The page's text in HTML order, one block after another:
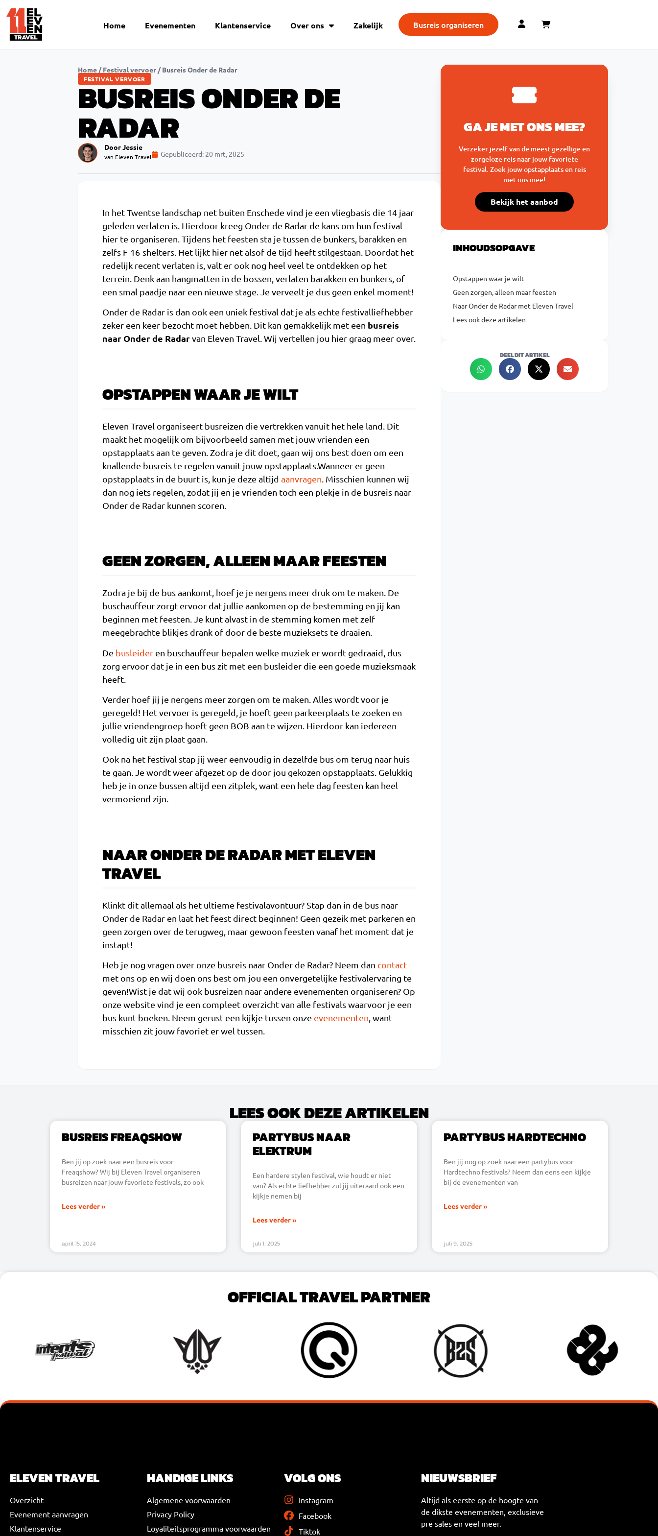
Home Evenementen Klantenservice Over ons Zakelijk Busreis organiseren
GA JE MET ONS MEE?
Verzeker jezelf van de meest gezellige en
zorgeloze reis naar jouw favoriete
festival. Zoek jouw opstapplaats en reis
met ons mee!
Bekijk het aanbod
INHOUDSOPGAVE
Opstappen waar je wilt
Geen zorgen, alleen maar feesten
Naar Onder de Radar met Eleven Travel
Lees ook deze artikelen
DEEL DIT ARTIKEL
Home /Festival vervoer /Busreis Onder de Radar
FESTIVAL VERVOER
BUSREIS ONDER DE
RADAR
Door Jessie
van Eleven Travel Gepubliceerd: 20 mrt, 2025
In het Twentse landschap net buiten Enschede vind je een vliegbasis die 14 jaar
geleden verlaten is. Hierdoor kreeg Onder de Radar de kans om hun festival
hier te organiseren. Tijdens het feesten sta je tussen de bunkers, barakken en
zelfs F-16-shelters. Het lijkt hier net alsof de tijd heeft stilgestaan. Doordat het
redelijk recent verlaten is, valt er ook nog heel veel te ontdekken op het
terrein. Denk aan hangmatten in de bossen, verlaten barakken en bunkers, of
een smal paadje naar een nieuwe stage. Je verveelt je dus geen enkel moment!
Onder de Radar is dan ook een uniek festival dat je als echte festivalliefhebber
zeker een keer bezocht moet hebben. Dit kan gemakkelijk met een busreis
naar Onder de Radarvan Eleven Travel. Wij vertellen jou hier graag meer over.
OPSTAPPEN WAAR JE WILT
Eleven Travel organiseert busreizen die vertrekken vanuit het hele land. Dit
maakt het mogelijk om bijvoorbeeld samen met jouw vrienden een
opstapplaats aan te geven. Zodra je dit doet, gaan wij ons best doen om een
knallende busreis te regelen vanuit jouw opstapplaats.Wanneer er geen
opstapplaats in de buurt is, kun je deze altijd aanvragen . Misschien kunnen wij
dan nog iets regelen, zodat jij en je vrienden toch een plekje in de busreis naar
Onder de Radar kunnen scoren.
GEEN ZORGEN, ALLEEN MAAR FEESTEN
Zodra je bij de bus aankomt, hoef je je nergens meer druk om te maken. De
buschauffeur zorgt ervoor dat jullie aankomen op de bestemming en jij kan
beginnen met feesten. Je kunt alvast in de stemming komen met zelf
meegebrachte blikjes drank of door de beste muzieksets te draaien.
De busleider en buschauffeur bepalen welke muziek er wordt gedraaid, dus
zorg ervoor dat je in een bus zit met een busleider die een goede muzieksmaak
heeft.
Verder hoef jij je nergens meer zorgen om te maken. Alles wordt voor je
geregeld! Het vervoer is geregeld, je hoeft geen parkeerplaats te zoeken en
jullie vriendengroep hoeft geen BOB aan te wijzen. Hierdoor kan iedereen
volledig uit zijn plaat gaan.
Ook na het festival stap jij weer eenvoudig in dezelfde bus om terug naar huis
te gaan. Je wordt weer afgezet op de door jou gekozen opstapplaats. Gelukkig
heb je in onze bussen altijd een zitplek, want een hele dag feesten kan heel
vermoeiend zijn.
NAAR ONDER DE RADAR MET ELEVEN
TRAVEL
Klinkt dit allemaal als het ultieme festivalavontuur? Stap dan in de bus naar
Onder de Radar en laat het feest direct beginnen! Geen gezeik met parkeren en
geen zorgen over de terugweg, maar gewoon feesten vanaf het moment dat je
instapt!
Heb je nog vragen over onze busreis naar Onder de Radar? Neem dan contact
met ons op en wij doen ons best om jou een onvergetelijke festivalervaring te
geven!Wist je dat wij ook busreizen naar andere evenementen organiseren? Op
onze website vind je een compleet overzicht van alle festivals waarvoor je een
bus kunt boeken. Neem gerust een kijkje tussen onze evenementen , want
misschien zit jouw favoriet er wel tussen.
LEES OOK DEZE ARTIKELEN
BUSREIS FREAQSHOW
Ben jij op zoek naar een busreis voor
Freaqshow? Wij bij Eleven Travel organiseren
busreizen naar jouw favoriete festivals, zo ook
Lees verder »
april 15, 2024
PARTYBUS NAAR
ELEKTRUM
Een hardere stylen festival, wie houdt er niet
van? Als echte liefhebber zul jij uiteraard ook een
kijkje nemen bij
Lees verder »
juli 1, 2025
PARTYBUS HARDTECHNO
Ben jij nog op zoek naar een partybus voor
Hardtechno festivals? Neem dan eens een kijkje
bij de evenementen van
Lees verder »
juli 9, 2025
OFFICIAL TRAVEL PARTNER
ELEVEN TRAVEL
Overzicht
Evenement aanvragen
Klantenservice
HANDIGE LINKS
Algemene voorwaarden
Privacy Policy
Loyaliteitsprogramma voorwaarden
VOLG ONS
Instagram
Facebook
Tiktok
NIEUWSBRIEF
Altijd als eerste op de hoogte van
de dikste evenementen, exclusieve
pre sales en veel meer.